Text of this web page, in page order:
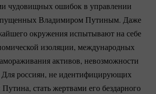
чудовищных ошибок в управлении
Владимиром Путиным. Даже
окружения испытывают на себе
изоляции, международных
активов, невозможности
Для россиян, не идентифицирующих
стать жертвами его бездарного